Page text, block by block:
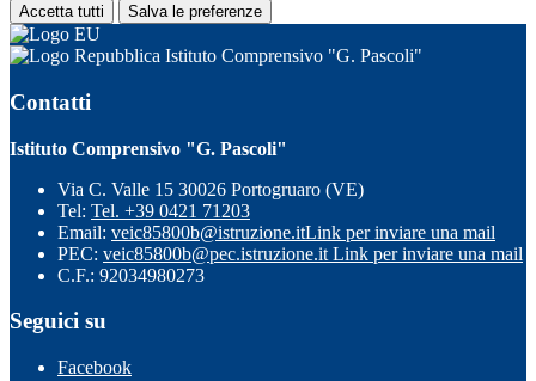
Accetta tutti Salva le preferenze
Istituto Comprensivo "G. Pascoli"
Contatti
Istituto Comprensivo "G. Pascoli"
Via C. Valle 15 30026 Portogruaro (VE)
Tel: Tel. +39 0421 71203
Email: veic85800b@istruzione.itLink per inviare una mail
PEC: veic85800b@pec.istruzione.it Link per inviare una mail
C.F.: 92034980273
Seguici su
Facebook